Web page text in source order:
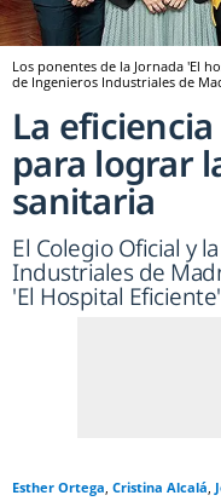
Los ponentes de la Jornada 'El
de Ingenieros Industriales de
La
para lograr
sanitaria
El Colegio Oficial y
Industriales de
'El Hospital Eficiente'
Esther Ortega Cristina Alcalá